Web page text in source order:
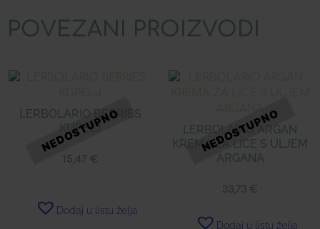
POVEZANI PROIZVODI
LERBOLARIO BERRIES
KUPELJ
15,47 €
Dodaj u listu želja
LERBOLARIO ARGAN
KREMA ZA LICE S ULJEM
ARGANA
33,73 €
Dodaj u listu želja